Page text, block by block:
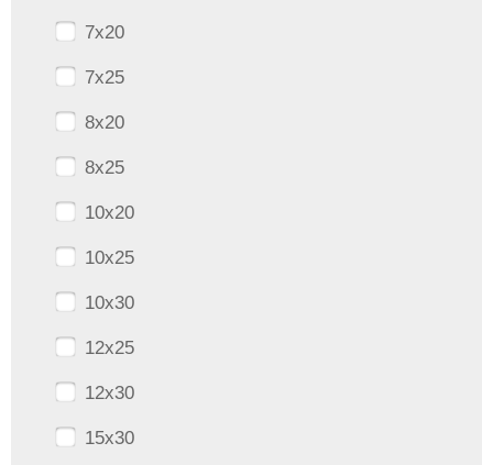
7x20
7x25
8x20
8x25
10x20
10x25
10x30
12x25
12x30
15x30